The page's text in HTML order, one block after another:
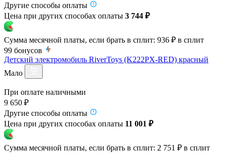
Другие способы оплаты
Цена при других способах оплаты 3 744 ₽
Сумма месячной платы, если брать в сплит: 936 ₽ в сплит
99 бонусов
Детский электромобиль RiverToys (K222PX-RED) красный
Мало
При оплате наличными
9 650 ₽
Другие способы оплаты
Цена при других способах оплаты 11 001 ₽
Сумма месячной платы, если брать в сплит: 2 751 ₽ в сплит